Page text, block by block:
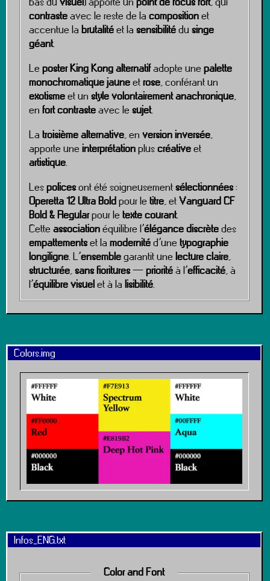
contrasteavec le reste de la compositionet
accentue la brutalitéet la sensibilitédu singe
géant.
Le poster King Kong alternatifadopte une palette
monochromatiquejauneetrose, conférant un
exotismeet un style volontairement anachronique,
en fort contrasteavec le sujet.
La troisième alternative, en version inversée,
apporte une interprétationpluscréativeet
artistique.
Lespolicesont été soigneusementsélectionnées:
Operetta 12 Ultra Boldpour le titre, etVanguard CF
Bold & Regularpour le texte courant.
Cette associationéquilibre l’élégance discrètedes
empattementset la modernitéd’une typographie
longiligne. L’ensemblegarantit une lecture claire,
structurée,sans fioritures—prioritéà l’efficacité, à
l’équilibre visuelet à la lisibilité.
Colors.img
Infos_ENG.txt
Color and Font